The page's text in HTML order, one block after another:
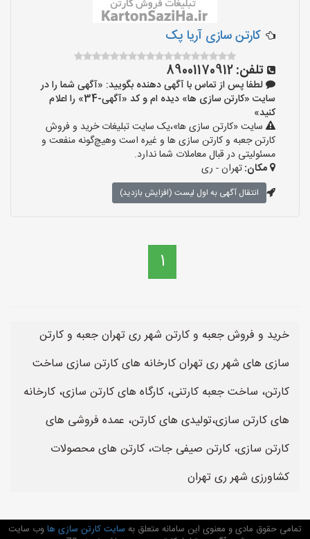
کارتن سازی آریا پک
تلفن:89001170912
لطفا پس از تماس با آگهی دهنده بگویید: «آگهی شما را در
سایت «کارتن سازی ها» دیده ام و کد «آگهی-34» را اعلام
کنید»
سایت «کارتن سازی ها»،یک سایت تبلیغات خرید و فروش
کارتن جعبه و کارتن سازی ها و غیره است وهیچ‌گونه منفعت و
مسئولیتی در قبال معاملات شما ندارد.
مکان:تهران - ری
انتقال آگهی به اول لیست (افزایش بازدید)
1
خرید و فروش جعبه و کارتن شهر ری تهران جعبه و کارتن
سازی های شهر ری تهران کارخانه های کارتن سازی ساخت
کارتن، ساخت جعبه کارتنی، کارگاه های کارتن سازی، کارخانه
های کارتن سازی،تولیدی های کارتن، عمده فروشی های
کارتن سازی، کارتن صیفی جات، کارتن های محصولات
کشاورزی شهر ری تهران
تمامی حقوق مادی و معنوی این سامانه متعلق به سایت کارتن سازی هاوب سایت